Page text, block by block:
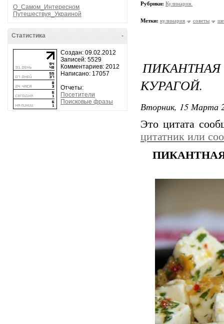
О_Самом_Интересном
Путешествуя_Украиной
-
Статистика
Создан: 09.02.2012
Записей: 5529
Комментариев: 2012
Написано: 17057
Отчеты:
Посетители
Поисковые фразы
Рубрики: Кулинария.
Метки: кулинария советы
КУРАГОЙ.
Вторник, 15 Марта
Это цитата
цитатник или